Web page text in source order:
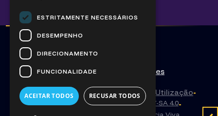
Contactos Ações
Política de Privacidade -Termos de Utilização-
Textos e recursos sob licençaCC BY-SA 4.0-
ESTRITAMENTE NECESSÁRIOS
DESEMPENHO
DIRECIONAMENTO
FUNCIONALIDADE
ACEITAR TODOS RECUSAR TODOS